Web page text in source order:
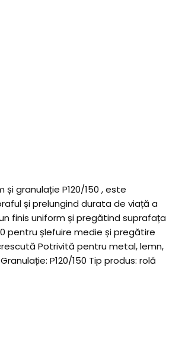
granulație P120/150 , este
și prelungind durata de viață a
finis uniform și pregătind suprafața
pentru șlefuire medie și pregătire
Potrivită pentru metal, lemn,
P120/150 Tip produs: rolă